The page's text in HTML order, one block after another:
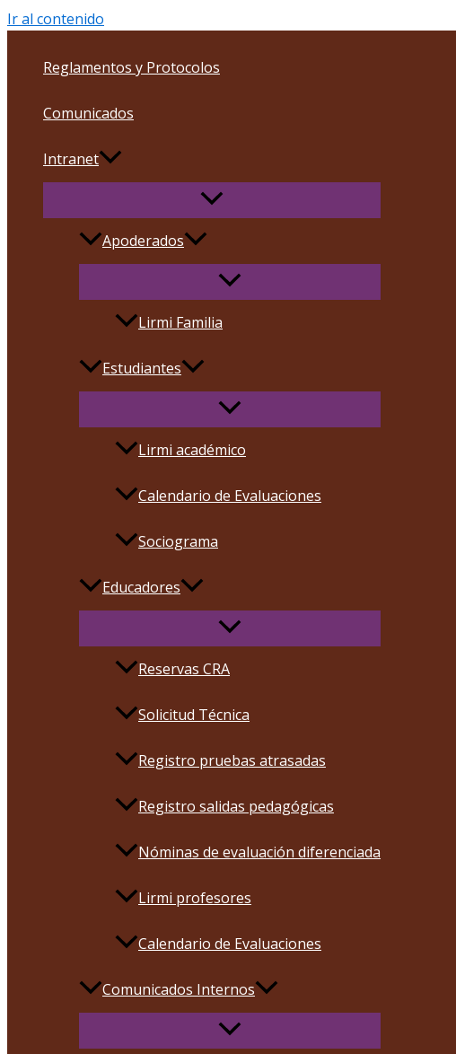
Ir al contenido
Reglamentos y Protocolos
Comunicados
Intranet
Apoderados
Lirmi Familia
Estudiantes
Lirmi académico
Calendario de Evaluaciones
Sociograma
Educadores
Reservas CRA
Solicitud Técnica
Registro pruebas atrasadas
Registro salidas pedagógicas
Nóminas de evaluación diferenciada
Lirmi profesores
Calendario de Evaluaciones
Comunicados Internos